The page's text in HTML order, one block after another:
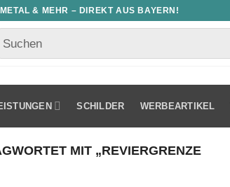
& MEHR – DIREKT AUS BAYERN!
SCHILDER WERBEARTIKEL
MIT „REVIERGRENZE